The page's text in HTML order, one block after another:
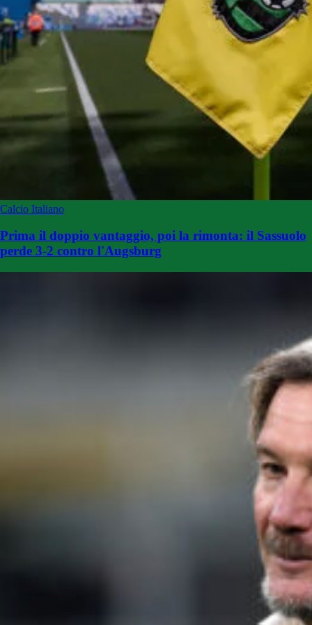
Calcio Italiano
Prima il doppio vantaggio, poi la rimonta: il Sassuolo
perde 3-2 contro l'Augsburg